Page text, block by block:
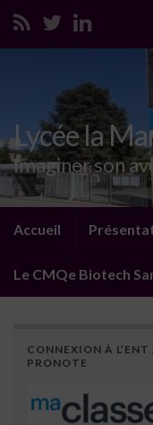
Lycée la
Imaginer son
Accueil
Le CMQe Biotech
CONNEXION À L’ENT
PRONOTE